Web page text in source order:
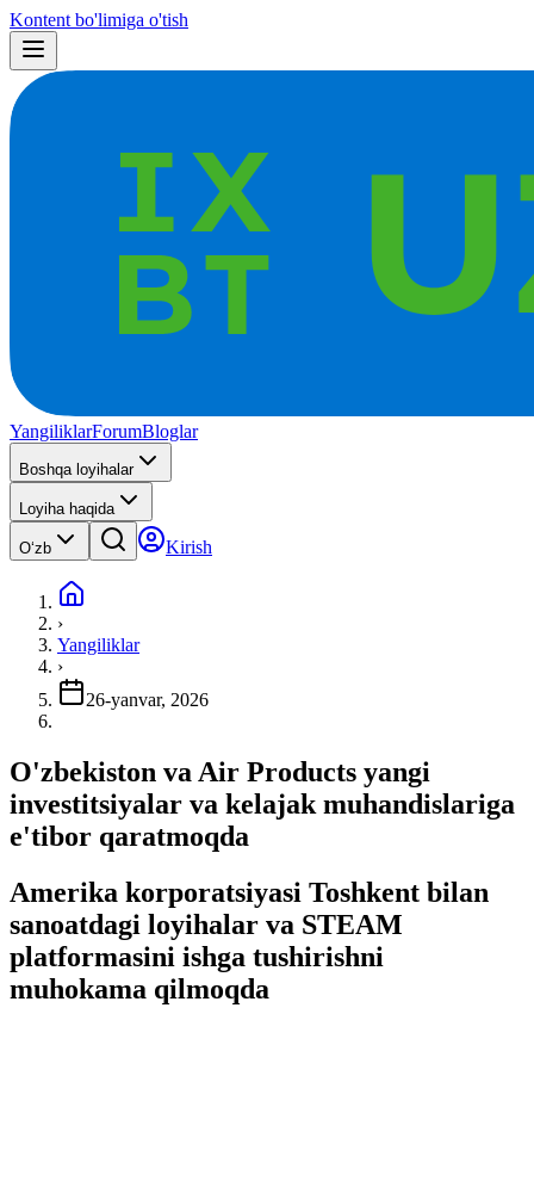
Kontent bo'limiga o'tish
YangiliklarForumBloglar
Boshqa loyihalar
Loyiha haqida
Oʻzb Kirish
›
Yangiliklar
›
26-yanvar, 2026
O'zbekiston va Air Products yangi
investitsiyalar va kelajak muhandislariga
e'tibor qaratmoqda
Amerika korporatsiyasi Toshkent bilan
sanoatdagi loyihalar va STEAM
platformasini ishga tushirishni
muhokama qilmoqda